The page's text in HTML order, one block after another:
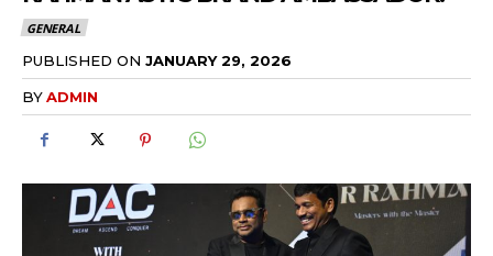
GENERAL
PUBLISHED ON JANUARY 29, 2026
BYADMIN